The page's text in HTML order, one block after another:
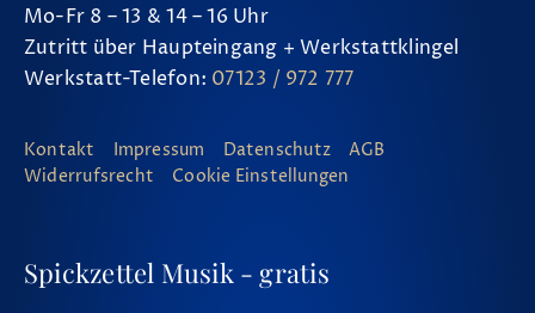
Mo-Fr 8 – 13 & 14 – 16 Uhr
Zutritt über Haupteingang + Werkstattklingel
Werkstatt-Telefon: 07123 / 972 777
Kontakt Impressum Datenschutz
AGB
Widerrufsrecht
Cookie Einstellungen
Spickzettel Musik - gratis